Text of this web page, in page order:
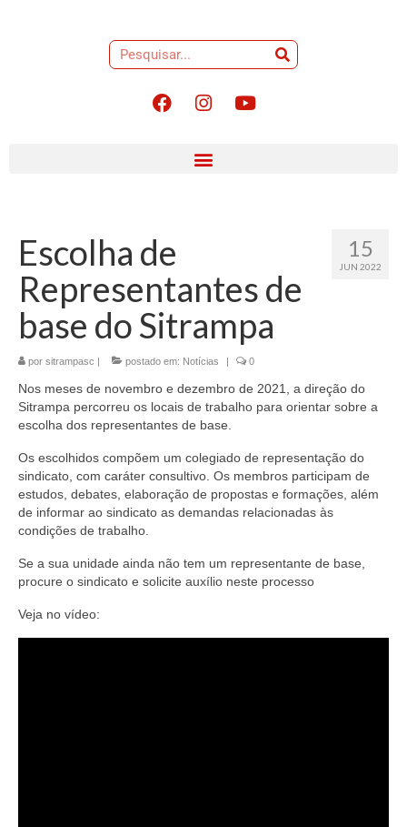
15
JUN 2022
Escolha de
Representantes de
base do Sitrampa
por sitrampasc postado em: Notícias 0
Nos meses de novembro e dezembro de 2021, a direção do
Sitrampa percorreu os locais de trabalho para orientar sobre a
escolha dos representantes de base.
Os escolhidos compõem um colegiado de representação do
sindicato, com caráter consultivo. Os membros participam de
estudos, debates, elaboração de propostas e formações, além
de informar ao sindicato as demandas relacionadas às
condições de trabalho.
Se a sua unidade ainda não tem um representante de base,
procure o sindicato e solicite auxílio neste processo
Veja no vídeo: